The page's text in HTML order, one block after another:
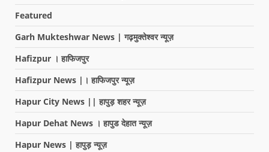
Featured
Garh Mukteshwar News | गढ़मुक्तेश्वर न्यूज़
Hafizpur । हाफिजपुर
Hafizpur News |। हाफिजपुर न्यूज़
Hapur City News || हापुड़ शहर न्यूज़
Hapur Dehat News । हापुड देहात न्यूज़
Hapur News | हापुड़ न्यूज़